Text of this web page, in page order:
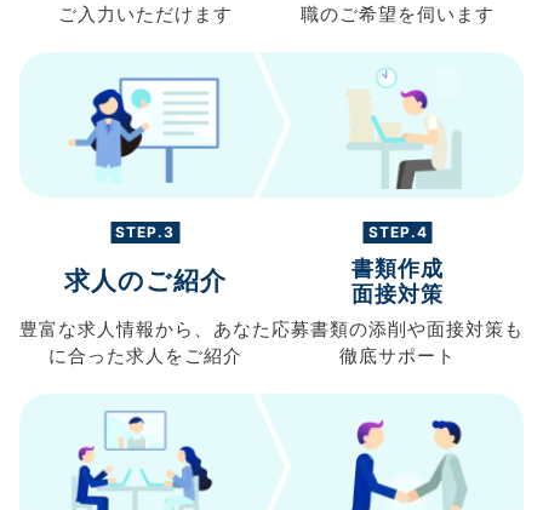
ご入力 いただけます
職のご希望を伺います
STEP.3
求人のご紹介
豊富な求人情報から、 あなた
に合った求人を ご紹介
STEP.4
書類作成
面接対策
応募書類の添削や面接対策も
徹底サポート